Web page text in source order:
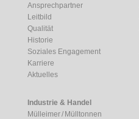
Ansprechpartner
Leitbild
Qualität
Historie
Soziales Engagement
Karriere
Aktuelles
Industrie & Handel
Mülleimer / Mülltonnen